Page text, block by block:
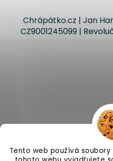
Tento web používá
Chrápátko.cz | Jan
CZ9001245099 |